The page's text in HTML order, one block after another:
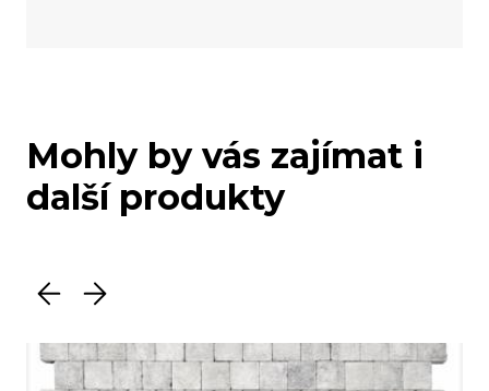
Mohly by vás zajímat i
další produkty